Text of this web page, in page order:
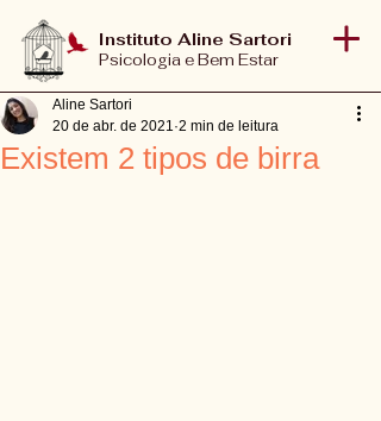
Instituto Aline Sartori
Psicologia e Bem Estar
Existem 2 tipos de birra
Aline Sartori
20 de abr. de 2021 2 min de leitura